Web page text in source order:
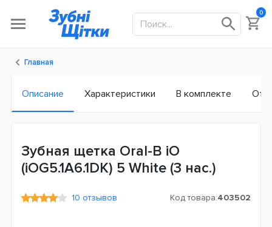
0
Главная
Описание Характеристики В комплекте
Зубная щетка Oral-B iO
(iOG5.1A6.1DK) 5 White (3 нас.)
10 отзывов Код товара:403502